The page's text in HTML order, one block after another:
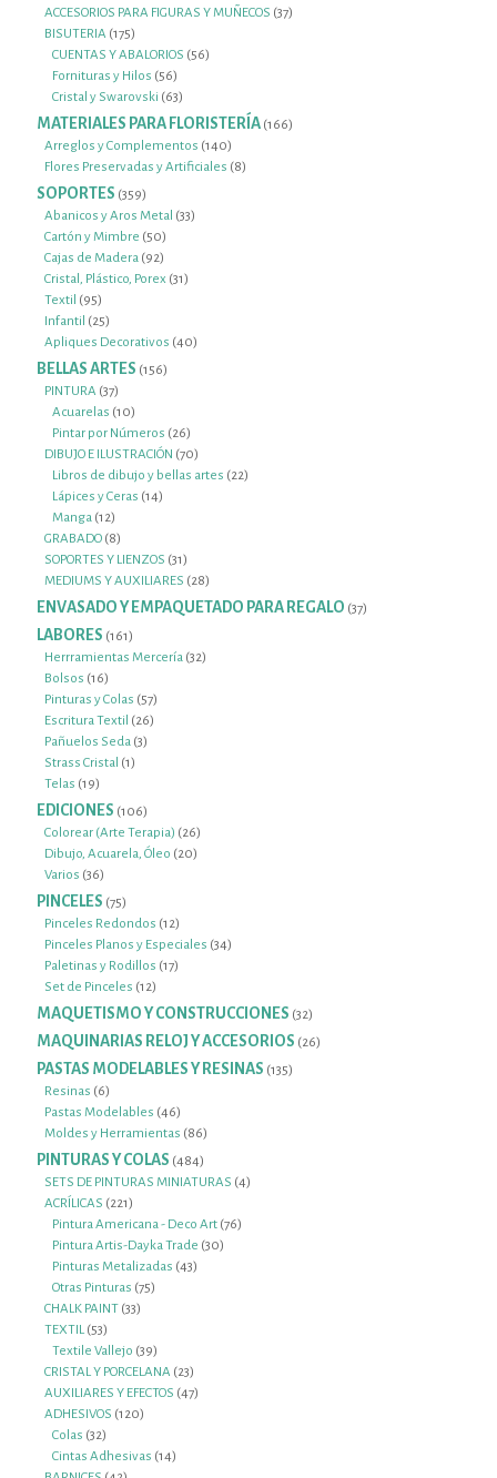
productos
ACCESORIOS PARA FIGURAS Y MUÑECOS 3737
BISUTERIA 175175
productos
CUENTAS Y ABALORIOS 5656
Fornituras y Hilos 5656
productos
Cristal y Swarovski 6363
productos
MATERIALES PARA FLORISTERÍA 166166
Arreglos y Complementos 140140
productos
Flores Preservadas y Artificiales 88
SOPORTES 359359
productos
Abanicos y Aros Metal 3333
Cartón y Mimbre 5050
productos
Cajas de Madera 9292
productos
Cristal, Plástico, Porex 3131
Textil 9595
productos
Infantil 2525
productos
Apliques Decorativos 4040
BELLAS ARTES 156156
PINTURA 3737
productos
Acuarelas 1010
productos
Pintar por Números 2626
productos
DIBUJO E ILUSTRACIÓN 7070
productos
Libros de dibujo y bellas artes 2222
Lápices y Ceras 1414
Manga 1212
productos
GRABADO 88
productos
SOPORTES Y LIENZOS 3131
productos
MEDIUMS Y AUXILIARES 2828
productos
ENVASADO Y EMPAQUETADO PARA REGALO 3737
LABORES 161161
productos
Herrramientas Mercería 3232
Bolsos 1616
productos
Pinturas y Colas 5757
productos
Escritura Textil 2626
Pañuelos Seda 33
Strass Cristal 11
Telas 1919
productos
EDICIONES 106106
productos
Colorear (Arte Terapia) 2626
productos
Dibujo, Acuarela, Óleo 2020
Varios 3636
productos
PINCELES 7575
productos
Pinceles Redondos 1212
productos
Pinceles Planos y Especiales 3434
Paletinas y Rodillos 1717
Set de Pinceles 1212
productos
MAQUETISMO Y CONSTRUCCIONES 3232
productos
MAQUINARIAS RELOJ Y ACCESORIOS 2626
PASTAS MODELABLES Y RESINAS 135135
Resinas 66
productos
Pastas Modelables 4646
productos
Moldes y Herramientas 8686
PINTURAS Y COLAS 484484
productos
SETS DE PINTURAS MINIATURAS 44
ACRÍLICAS 221221
productos
Pintura Americana - Deco Art 7676
Pintura Artis-Dayka Trade 3030
Pinturas Metalizadas 4343
Otras Pinturas 7575
CHALK PAINT 3333
TEXTIL 5353
productos
Textile Vallejo 3939
productos
CRISTAL Y PORCELANA 2323
productos
AUXILIARES Y EFECTOS 4747
ADHESIVOS 120120
Colas 3232
productos
Cintas Adhesivas 1414